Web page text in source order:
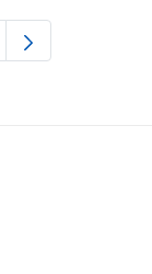
intermedias Use